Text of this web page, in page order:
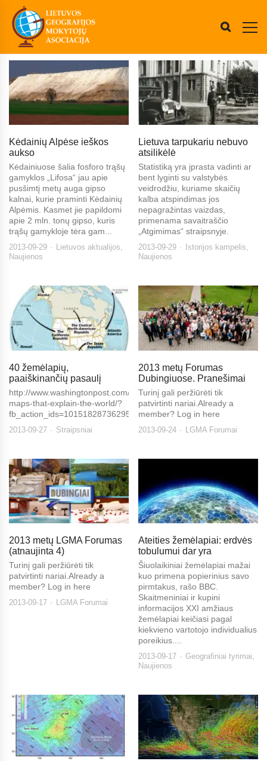
Kėdainių Alpėse ieškos
aukso
Kėdainiuose šalia fosforo trąšų
gamyklos „Lifosa“ jau apie
pusšimtį metų auga gipso
kalnai, kurie praminti Kėdainių
Alpėmis. Kasmet jie papildomi
apie 2 mln. tonų gipso, kuris
trąšų gamykloje tėra gam...
2013-09-29 Lietuvos aktualijos,
Naujienos
Lietuva tarpukariu nebuvo
atsilikėlė
Statistiką yra įprasta vadinti ar
bent lyginti su valstybės
veidrodžiu, kuriame skaičių
kalba atspindimas jos
nepagražintas vaizdas,
primenama savaitraščio
„Atgimimas“ straipsnyje.
2013-09-29 Istorijos kampelis,
Naujienos
40 žemėlapių,
paaiškinančių pasaulį
http://www.washingtonpost.com/blogs/worldviews/wp/2013/08/12/40-
maps-that-explain-the-world/?
2013-09-27 Straipsniai
2013 metų Forumas
Dubingiuose. Pranešimai
Turinį gali peržiūrėti tik
patvirtinti nariai.Already a
member? Log in here
2013-09-24 LGMA Forumai
2013 metų LGMA Forumas
(atnaujinta 4)
Turinį gali peržiūrėti tik
patvirtinti nariai.Already a
member? Log in here
2013-09-17 LGMA Forumai
Ateities žemėlapiai: erdvės
tobulumui dar yra
Šiuolaikiniai žemėlapiai mažai
kuo primena popierinius savo
pirmtakus, rašo BBC.
Skaitmeniniai ir kupini
informacijos XXI amžiaus
žemėlapiai keičiasi pagal
kiekvieno vartotojo individualius
poreikius....
2013-09-17 Geografiniai tyrimai
Naujienos